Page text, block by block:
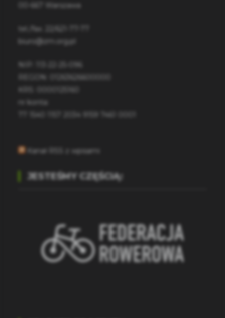
00-667 Warszawa
tel./fax.
biuro@zm.org.pl
NIP: 113-22-25-096
nr konta:
77 1540 1157 2034 9159 7461 0001
Kanał RSS z wpisami
JESTEŚMY CZĘŚCIĄ: